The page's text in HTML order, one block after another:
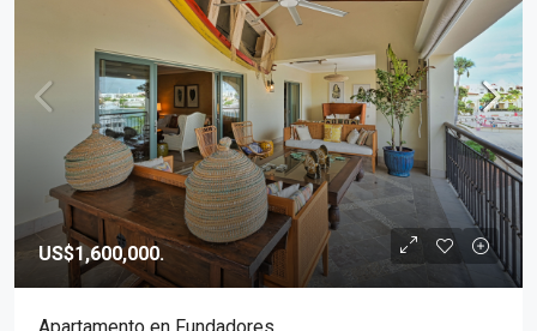
US$1,600,000.
Apartamento en Fundadores